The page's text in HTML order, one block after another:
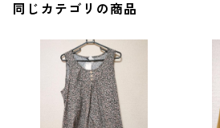
同じカテゴリの商品